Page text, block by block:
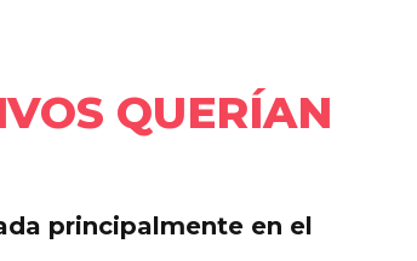
QUERÍAN
principalmente en el